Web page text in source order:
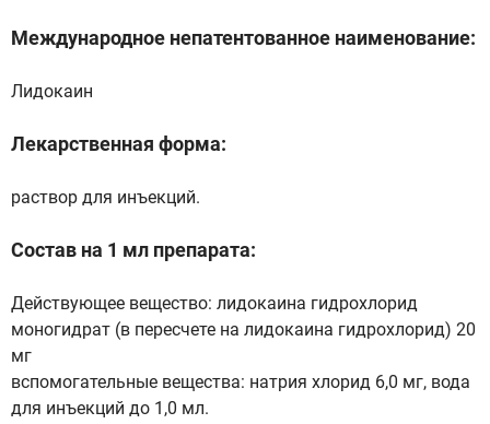
Международное непатентованное наименование:
Лидокаин
Лекарственная форма:
раствор для инъекций.
Состав на 1 мл препарата:
Действующее вещество: лидокаина гидрохлорид
моногидрат (в пересчете на лидокаина гидрохлорид) 20
мг
вспомогательные вещества: натрия хлорид 6,0 мг, вода
для инъекций до 1,0 мл.